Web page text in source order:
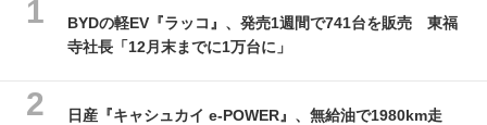
BYDの軽EV『ラッコ』、発売1週間で741台を販売 東福
寺社長「12月末までに1万台に」
日産『キャシュカイ e-POWER』、無給油で1980km走